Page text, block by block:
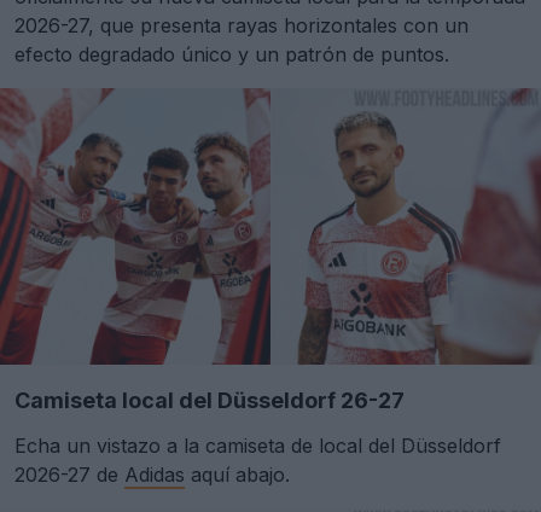
2026-27, que presenta rayas horizontales con un
efecto degradado único y un patrón de puntos.
Camiseta local del Düsseldorf 26-27
Echa un vistazo a la camiseta de local del Düsseldorf
2026-27 de Adidas aquí abajo.